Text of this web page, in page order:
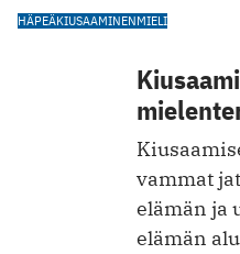
HÄPEÄKIUSAAMINENMIELI
vammat
elämän ja
elämän